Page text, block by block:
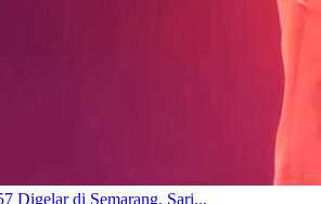
Digelar di Semarang, Sari...